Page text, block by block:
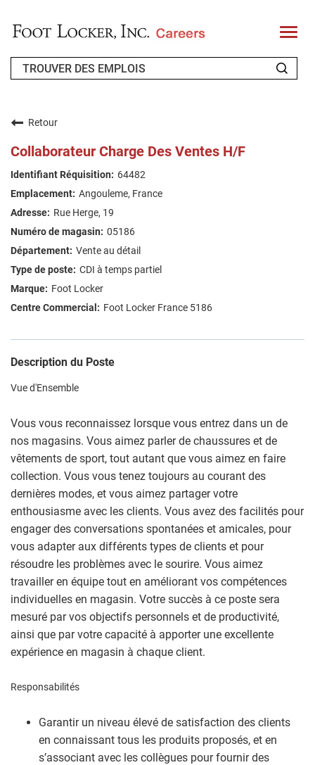
T
o
l
FAQ
RECHERCHE DE TRAVAIL
Retour
Collaborateur Charge Des Ventes H/F
64482
Angouleme, France
Rue Herge, 19
05186
Vente au détail
CDI à temps partiel
Foot Locker
Foot Locker France 5186
Description du Poste
Vue d'Ensemble
Vous vous reconnaissez lorsque vous entrez dans un de
nos magasins. Vous aimez parler de chaussures et de
vêtements de sport, tout autant que vous aimez en faire
collection. Vous vous tenez toujours au courant des
dernières modes, et vous aimez partager votre
enthousiasme avec les clients. Vous avez des facilités pour
engager des conversations spontanées et amicales, pour
vous adapter aux différents types de clients et pour
résoudre les problèmes avec le sourire. Vous aimez
travailler en équipe tout en améliorant vos compétences
individuelles en magasin. Votre succès à ce poste sera
mesuré par vos objectifs personnels et de productivité,
ainsi que par votre capacité à apporter une excellente
expérience en magasin à chaque client.
Responsabilités
Garantir un niveau élevé de satisfaction des clients
en connaissant tous les produits proposés, et en
s’associant avec les collègues pour fournir des